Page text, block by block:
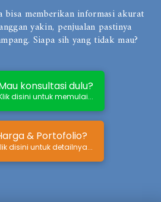
memberikan informasi akurat
yakin, penjualan pastinya
Siapa sih yang tidak mau?
konsultasi dulu?
disini untuk memulai...
& Portofolio?
disini untuk detailnya...